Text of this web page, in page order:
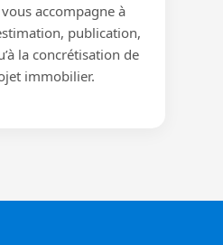
accompagne à
publication,
la concrétisation de
immobilier.